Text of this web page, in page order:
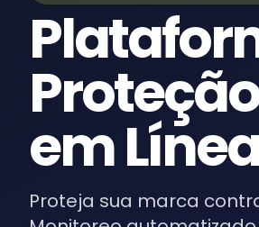
em
Proteja sua marca